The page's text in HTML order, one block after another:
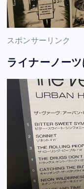
スポンサーリンク
ライナーノー